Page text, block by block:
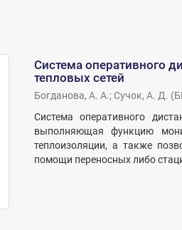
Система оперативного
тепловых сетей
Богданова, А. А.; Сучок, А. Д. (
Система оперативного
выполняющая функцию
теплоизоляции, а также
помощи переносных либо